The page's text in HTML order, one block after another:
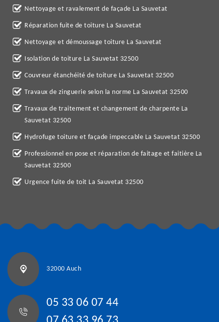
Nettoyage et ravalement de façade La Sauvetat
Réparation fuite de toiture La Sauvetat
Nettoyage et démoussage toiture La Sauvetat
Isolation de toiture La Sauvetat 32500
Couvreur étanchéité de toiture La Sauvetat 32500
Travaux de zinguerie selon la norme La Sauvetat 32500
Travaux de traitement et changement de charpente La
Sauvetat 32500
Hydrofuge toiture et façade impeccable La Sauvetat 32500
Professionnel en pose et réparation de faitage et faitière La
Sauvetat 32500
Urgence fuite de toit La Sauvetat 32500
32000 Auch
05 33 06 07 44